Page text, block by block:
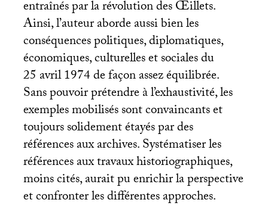
entraînés par la révolution des Œillets.
Ainsi, l’auteur aborde aussi bien les
conséquences politiques, diplomatiques,
économiques, culturelles et sociales du
25 avril 1974 de façon assez équilibrée.
Sans pouvoir prétendre à l’exhaustivité, les
exemples mobilisés sont convaincants et
toujours solidement étayés par des
références aux archives. Systématiser les
références aux travaux historiographiques,
moins cités, aurait pu enrichir la perspective
et confronter les différentes approches.